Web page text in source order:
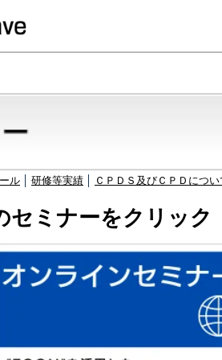
ル 研修等実績 ＣＰＤＳ及びＣＰＤにつ
セミナーをクリック